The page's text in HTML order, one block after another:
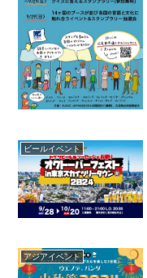
ビールイベント
アジアイベント